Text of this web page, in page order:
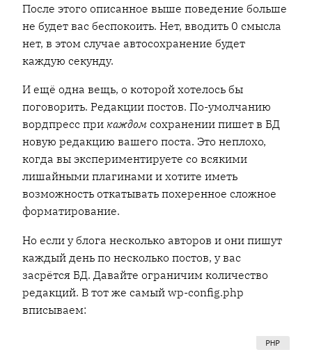
После этого описанное выше поведение больше
не будет вас беспокоить. Нет, вводить 0 смысла
нет, в этом случае автосохранение будет
каждую секунду.
И ещё одна вещь, о которой хотелось бы
поговорить. Редакции постов. По-умолчанию
вордпресс прикаждомсохранении пишет в БД
новую редакцию вашего поста. Это неплохо,
когда вы экспериментируете со всякими
лишайными плагинами и хотите иметь
возможность откатывать похеренное сложное
форматирование.
Но если у блога несколько авторов и они пишут
каждый день по несколько постов, у вас
засрётся БД. Давайте ограничим количество
редакций. В тот же самый wp-config.php
вписываем: